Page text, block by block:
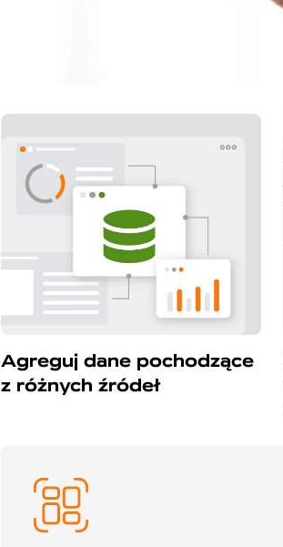
Agreguj dane pochodzące
z różnych źródeł